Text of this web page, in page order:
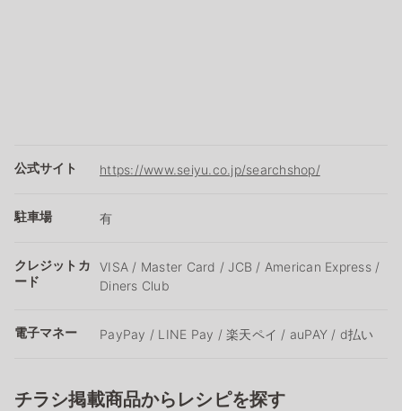
公式サイト https://www.seiyu.co.jp/searchshop/
駐車場 有
クレジットカ
ード
VISA / Master Card / JCB / American Express /
Diners Club
電子マネー PayPay / LINE Pay / 楽天ペイ / auPAY / d払い
チラシ掲載商品からレシピを探す